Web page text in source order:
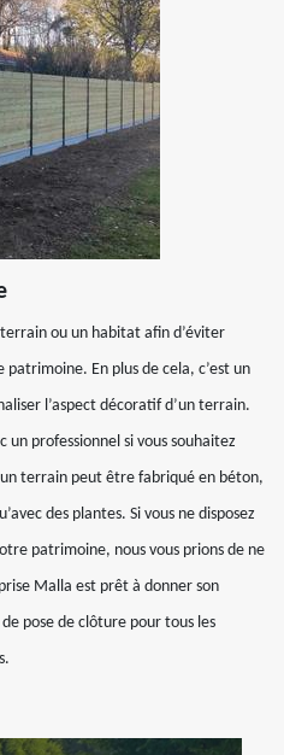
ou un habitat afin d’éviter
En plus de cela, c’est un
l’aspect décoratif d’un terrain.
professionnel si vous souhaitez
terrain peut être fabriqué en béton,
des plantes. Si vous ne disposez
patrimoine, nous vous prions de ne
Malla est prêt à donner son
pose de clôture pour tous les